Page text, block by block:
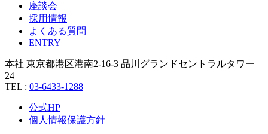
座談会
採用情報
よくある質問
ENTRY
本社 東京都港区港南2-16-3 品川グランドセントラルタワー
24
TEL : 03-6433-1288
公式HP
個人情報保護方針